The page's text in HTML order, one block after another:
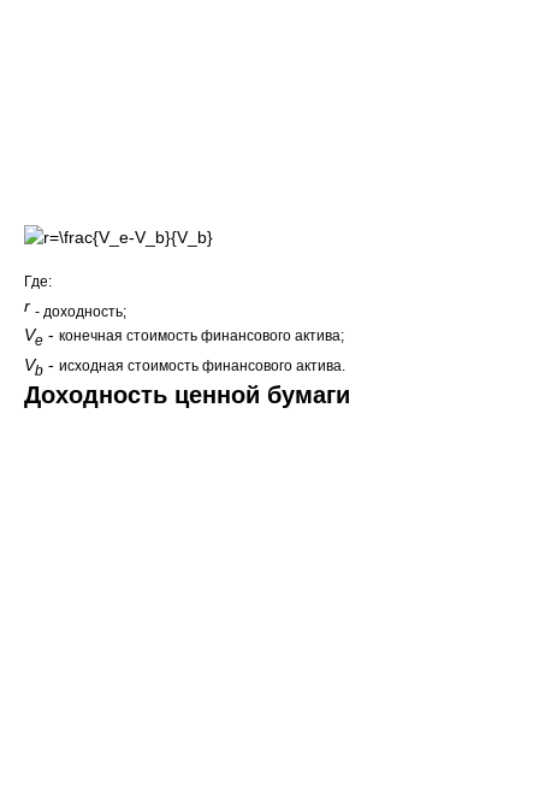
Где:
r - доходность;
Ve - конечная стоимость финансового актива;
Vb - исходная стоимость финансового актива.
Доходность ценной бумаги